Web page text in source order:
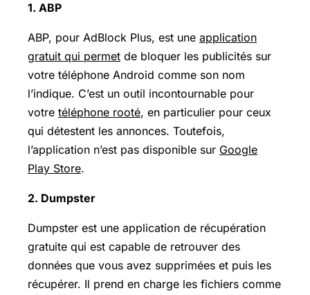
1. ABP
ABP, pour AdBlock Plus, est une application
gratuit qui permet de bloquer les publicités sur
votre téléphone Android comme son nom
l’indique. C’est un outil incontournable pour
votre téléphone rooté, en particulier pour ceux
qui détestent les annonces. Toutefois,
l’application n’est pas disponible sur Google
Play Store.
2. Dumpster
Dumpster est une application de récupération
gratuite qui est capable de retrouver des
données que vous avez supprimées et puis les
récupérer. Il prend en charge les fichiers comme